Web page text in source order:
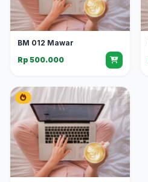
BM 012 Mawar
Rp 500.000